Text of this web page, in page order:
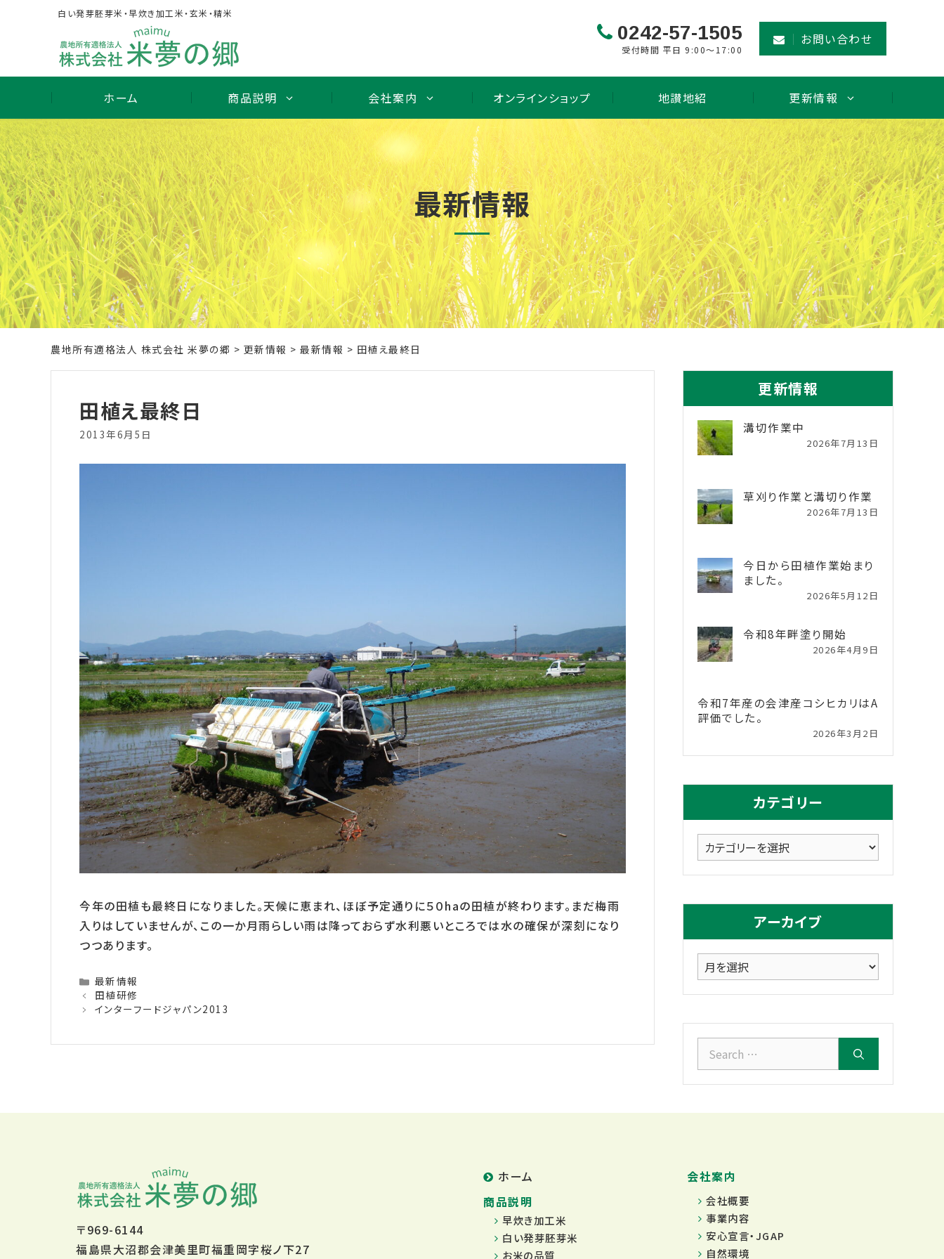
白い発芽胚芽米・早炊き加工米・玄米・精米 0242-57-1505
受付時間 平日 9:00～17:00
お問い合わせ
ホーム 商品説明 会社案内 オンラインショップ 地讃地紹 更新情報
最新情報
農地所有適格法人 株式会社 米夢の郷 > 更新情報 > 最新情報 > 田植え最終日
田植え最終日
2013年6月5日
今年の田植も最終日になりました。天候に恵まれ、ほぼ予定通りに５０haの田植が終わります。まだ梅雨
入りはしていませんが、この一か月雨らしい雨は降っておらず水利悪いところでは水の確保が深刻になり
つつあります。
Categories
最新情報
田植研修
インターフードジャパン2013
更新情報
溝切作業中
2026年7月13日
草刈り作業と溝切り作業
2026年7月13日
今日から田植作業始まり
ました。
2026年5月12日
令和8年畔塗り開始
2026年4月9日
令和7年産の会津産コシヒカリはA
評価でした。
2026年3月2日
カテゴリー
カ
テ
リ
アーカイブ
ア
ー
イ
ブSearch
for:
〒969-6144
福島県大沼郡会津美里町福重岡字桜ノ下27
ホーム
商品説明
早炊き加工米
白い発芽胚芽米
お米の品質
会社案内
会社概要
事業内容
安心宣言・JGAP
自然環境